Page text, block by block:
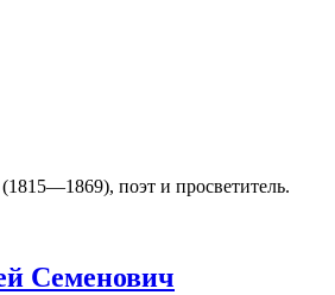
поэт и просветитель.
Семенович